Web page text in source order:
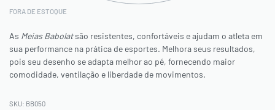
FORA DE ESTOQUE
As Meias Babolatsão resistentes, confortáveis e ajudam o atleta em
sua performance na prática de esportes. Melhora seus resultados,
pois seu desenho se adapta melhor ao pé, fornecendo maior
comodidade, ventilação e liberdade de movimentos.
BB050